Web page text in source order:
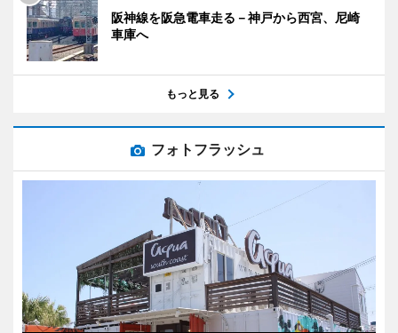
阪神線を阪急電車走る－神戸から西宮、尼崎
車庫へ
もっと見る
フォトフラッシュ